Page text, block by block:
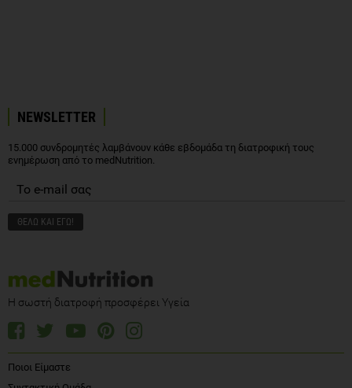
NEWSLETTER
15.000 συνδρομητές λαμβάνουν κάθε εβδομάδα τη διατροφική τους
ενημέρωση από το medNutrition.
Η σωστή διατροφή προσφέρει Υγεία
Ποιοι Είμαστε